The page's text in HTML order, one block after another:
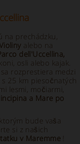
na prechádzku,
alebo na
dell'Uccellina,
osli alebo kajak.
rozprestiera medzi
25 km piesočnatých
lesmi, močiarmi,
a Mare po
bude vaša
si z našich
v Maremme !